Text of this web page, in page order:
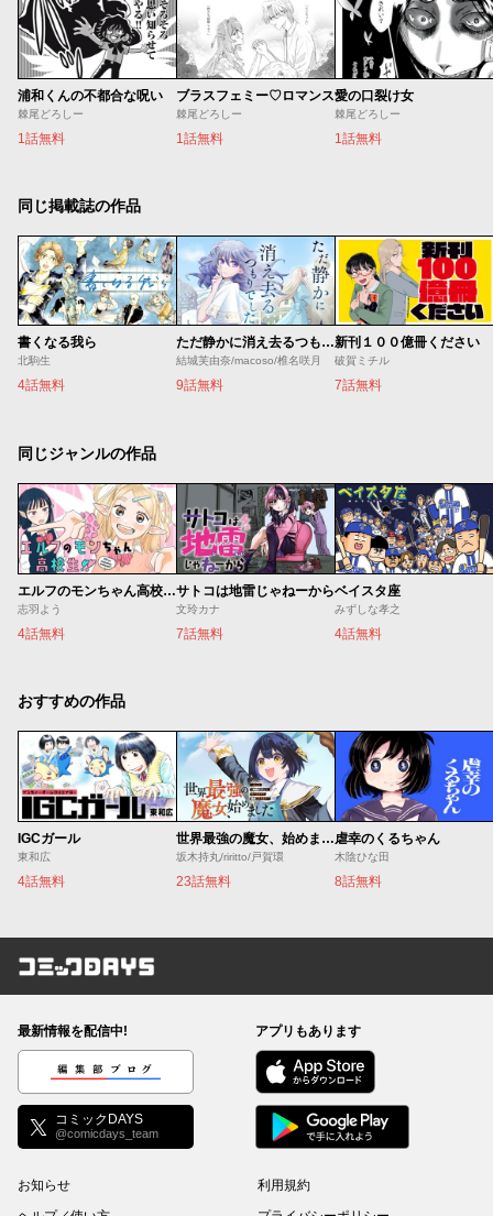
浦和くんの不都合な呪い
棘尾どろしー
1話無料
ブラスフェミー♡ロマンス
棘尾どろしー
1話無料
愛の口裂け女
棘尾どろしー
1話無料
同じ掲載誌の作品
書くなる我ら
北駒生
4話無料
ただ静かに消え去るつもりでした
結城芙由奈/macoso/椎名咲月
9話無料
新刊１００億冊ください
破賀ミチル
7話無料
同じジャンルの作品
エルフのモンちゃん高校生!!
志羽よう
4話無料
サトコは地雷じゃねーから
文玲カナ
7話無料
ベイスタ座
みずしな孝之
4話無料
おすすめの作品
IGCガール
東和広
4話無料
世界最強の魔女、始めました ～私だけ『攻略サイト』を見れる世界で自由に生きます～
坂木持丸/riritto/戸賀環
23話無料
虐幸のくるちゃん
木陰ひな田
8話無料
コミックDAYS
最新情報を配信中!
編集部ブログ
コミックDAYS
@comicdays_team
アプリもあります
お知らせ
利用規約